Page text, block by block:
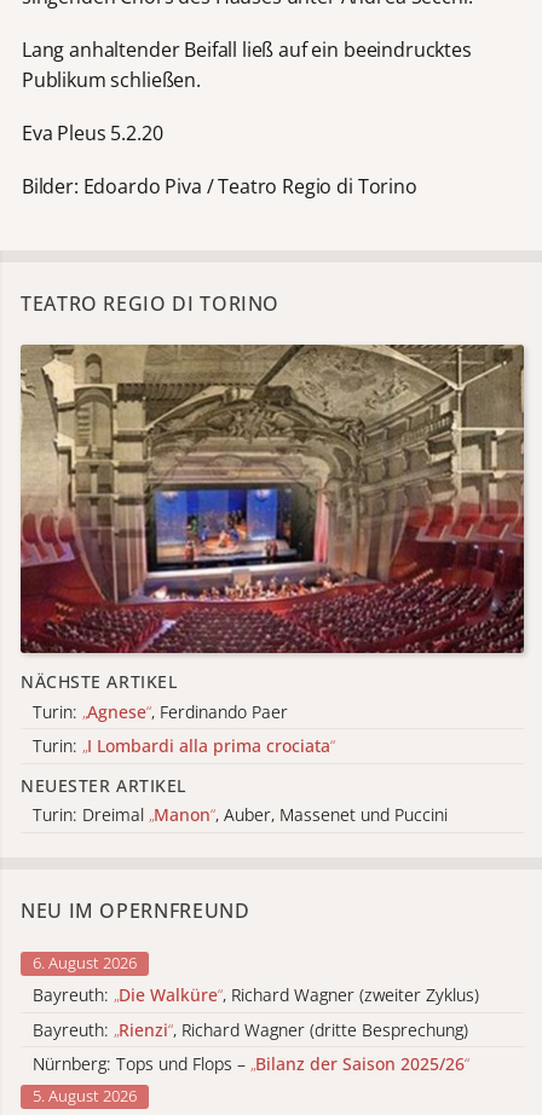
Lang anhaltender Beifall ließ auf ein beeindrucktes
Publikum schließen.
Eva Pleus 5.2.20
Bilder: Edoardo Piva / Teatro Regio di Torino
TEATRO REGIO DI TORINO
NÄCHSTE ARTIKEL
Turin: „Agnese“, Ferdinando Paer
Turin: „I Lombardi alla prima crociata“
NEUESTER ARTIKEL
Turin: Dreimal „Manon“, Auber, Massenet und Puccini
NEU IM OPERNFREUND
6. August 2026
Bayreuth: „Die Walküre“, Richard Wagner (zweiter Zyklus)
Bayreuth: „Rienzi“, Richard Wagner (dritte Besprechung)
Nürnberg: Tops und Flops – „Bilanz der Saison 2025/26“
5. August 2026